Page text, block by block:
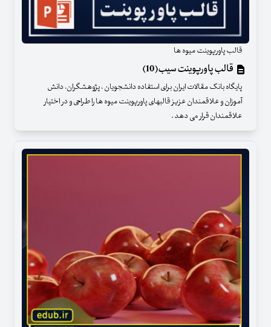
قالب پاورپوینت میوه ها
قالب پاورپوینت سیب(10)
پایگاه بانک مقالات ایران برای استفاده دانشجویان ، پژوهشگران، دانش
آموزان و علاقمندان عزیز قالبهای پاورپوینت میوه ها را طراحی و در اختیار
علاقمندان قرار می دهد .